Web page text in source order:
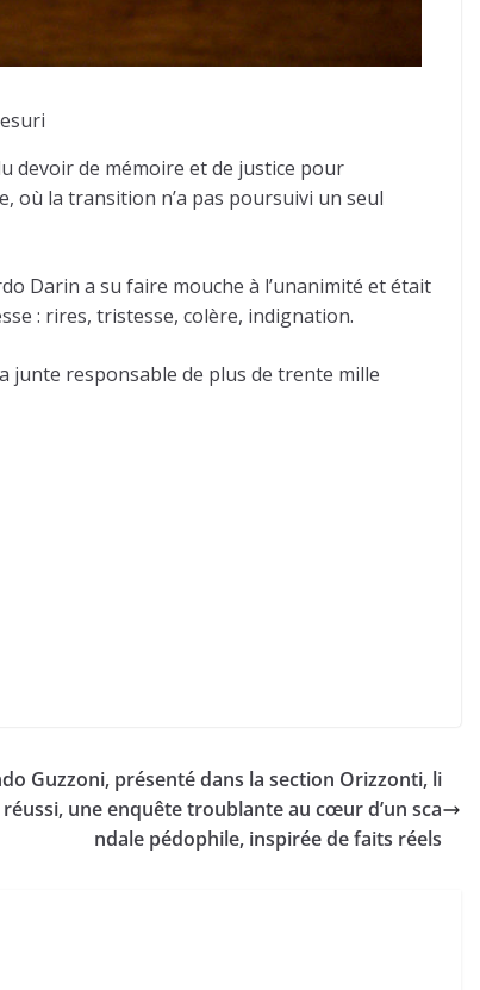
devoir de mémoire et de justice pour
où la transition n’a pas poursuivi un seul
Darin a su faire mouche à l’unanimité et était
: rires, tristesse, colère, indignation.
junte responsable de plus de trente mille
Guzzoni, présenté dans la section Orizzonti, li
une enquête troublante au cœur d’un sca
ndale pédophile, inspirée de faits réels